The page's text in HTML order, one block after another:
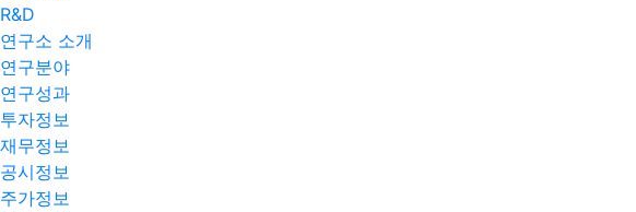
R&D
연구소 소개
연구분야
연구성과
투자정보
재무정보
공시정보
주가정보